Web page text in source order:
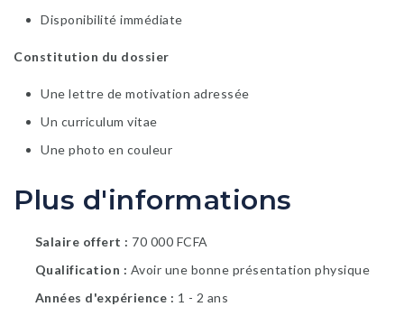
Disponibilité immédiate
Constitution du dossier
Une lettre de motivation adressée
Un curriculum vitae
Une photo en couleur
Plus d'informations
Salaire offert
70 000 FCFA
Qualification
Avoir une bonne présentation physique
Années d'expérience
1 - 2 ans